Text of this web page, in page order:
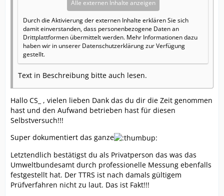
Alle externen Inhalte anzeigen
Durch die Aktivierung der externen Inhalte erklären Sie sich
damit einverstanden, dass personenbezogene Daten an
Drittplattformen übermittelt werden. Mehr Informationen dazu
haben wir in unserer Datenschutzerklärung zur Verfügung
gestellt.
Text in Beschreibung bitte auch lesen.
Hallo CS_ , vielen lieben Dank das du dir die Zeit genommen
hast und den Aufwand betrieben hast für diesen
Selbstversuch!!!
Super dokumentiert das ganze
Letztendlich bestätigst du als Privatperson das was das
Umweltbundesamt durch professionelle Messung ebenfalls
festgestellt hat. Der TTRS ist nach damals gültigem
Prüfverfahren nicht zu laut. Das ist Fakt!!!